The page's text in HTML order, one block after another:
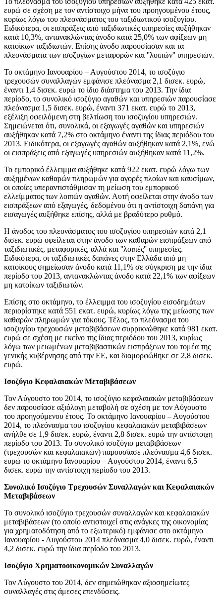
ευρώ σε σχέση με τον αντίστοιχο μήνα του προηγουμένου έτους,
κυρίως λόγω του πλεονάσματος του ταξιδιωτικού ισοζυγίου.
Ειδικότερα, οι εισπράξεις από ταξιδιωτικές υπηρεσίες αυξήθηκαν
κατά 10,3%, αντανακλώντας άνοδο κατά 25,0% των αφίξεων μη
κατοίκων ταξιδιωτών. Επίσης άνοδο παρουσίασαν και τα
πλεονάσματα των ισοζυγίων μεταφορών και ''λοιπών'' υπηρεσιών.
Το οκτάμηνο Ιανουαρίου – Αυγούστου 2014, το ισοζύγιο
τρεχουσών συναλλαγών εμφάνισε πλεόνασμα 2,1 δισεκ. ευρώ,
έναντι 1,4 δισεκ. ευρώ το ίδιο διάστημα του 2013. Την ίδια
περίοδο, το συνολικό ισοζύγιο αγαθών και υπηρεσιών παρουσίασε
πλεόνασμα 1,5 δισεκ. ευρώ, έναντι 371 εκατ. ευρώ το 2013,
εξέλιξη οφειλόμενη στη βελτίωση του ισοζυγίου υπηρεσιών.
Σημειώνεται ότι, συνολικά, οι εξαγωγές αγαθών και υπηρεσιών
αυξήθηκαν κατά 7,2% στο οκτάμηνο έναντι της ίδιας περιόδου του
2013. Ειδικότερα, οι εξαγωγές αγαθών αυξήθηκαν κατά 2,1%, ενώ
οι εισπράξεις από εξαγωγές υπηρεσιών αυξήθηκαν κατά 11,2%.
Το εμπορικό έλλειμμα αυξήθηκε κατά 922 εκατ. ευρώ λόγω των
αυξημένων καθαρών πληρωμών για αγορές πλοίων και καυσίμων,
οι οποίες υπεραντιστάθμισαν τη μείωση του εμπορικού
ελλείμματος των λοιπών αγαθών. Αυτή οφείλεται στην άνοδο των
εισπράξεων από εξαγωγές, δεδομένου ότι η αντίστοιχη δαπάνη για
εισαγωγές αυξήθηκε επίσης, αλλά με βραδύτερο ρυθμό.
Η άνοδος του πλεονάσματος του ισοζυγίου υπηρεσιών κατά 2,1
δισεκ. ευρώ οφείλεται στην άνοδο των καθαρών εισπράξεων από
ταξιδιωτικές, μεταφορικές, αλλά και ''λοιπές'' υπηρεσίες.
Ειδικότερα, οι ταξιδιωτικές δαπάνες στην Ελλάδα από μη
κατοίκους σημείωσαν άνοδο κατά 11,1% σε σύγκριση με την ίδια
περίοδο του 2013, αντανακλώντας άνοδο κατά 22,1% των αφίξεων
μη κατοίκων ταξιδιωτών.
Επίσης στο οκτάμηνο, το έλλειμμα του ισοζυγίου εισοδημάτων
περιορίστηκε κατά 551 εκατ. ευρώ, κυρίως λόγω της μείωσης των
καθαρών πληρωμών για τόκους. Τέλος, το πλεόνασμα του
ισοζυγίου τρεχουσών μεταβιβάσεων συρρικνώθηκε κατά 981 εκατ.
ευρώ σε σχέση με εκείνο της ίδιας περιόδου του 2013, κυρίως
λόγω των μειωμένων μεταβιβαστικών εισπράξεων του τομέα της
γενικής κυβέρνησης από την ΕΕ, και διαμορφώθηκε σε 2,8 δισεκ.
ευρώ.
Ισοζύγιο Κεφαλαιακών Μεταβιβάσεων
Τον Αύγουστο του 2014, το ισοζύγιο κεφαλαιακών μεταβιβάσεων
δεν παρουσίασε αξιόλογη μεταβολή σε σχέση με τον Αύγουστο
του προηγούμενου έτους. Το οκτάμηνο Ιανουαρίου – Αυγούστου
2014, το πλεόνασμα του ισοζυγίου κεφαλαιακών μεταβιβάσεων
ανήλθε σε 1,9 δισεκ. ευρώ, έναντι 2,8 δισεκ. ευρώ την αντίστοιχη
περίοδο του 2013. Το συνολικό ισοζύγιο μεταβιβάσεων
(τρεχουσών και κεφαλαιακών) παρουσίασε πλεόνασμα 4,6 δισεκ.
ευρώ το οκτάμηνο Ιανουαρίου – Αυγούστου 2014, έναντι 6,5
δισεκ. ευρώ την αντίστοιχη περίοδο του 2013.
Συνολικό Ισοζύγιο Τρεχουσών Συναλλαγών και Κεφαλαιακών
Μεταβιβάσεων
Το συνολικό ισοζύγιο τρεχουσών συναλλαγών και κεφαλαιακών
μεταβιβάσεων (το οποίο αντιστοιχεί στις ανάγκες της οικονομίας
για χρηματοδότηση από το εξωτερικό) εμφάνισε στο οκτάμηνο
Ιανουαρίου - Αυγούστου 2014 πλεόνασμα 4,0 δισεκ. ευρώ, έναντι
4,2 δισεκ. ευρώ την ίδια περίοδο του 2013.
Ισοζύγιο Χρηματοοικονομικών Συναλλαγών
Τον Αύγουστο του 2014, δεν σημειώθηκαν αξιοσημείωτες
συναλλαγές στις άμεσες επενδύσεις.